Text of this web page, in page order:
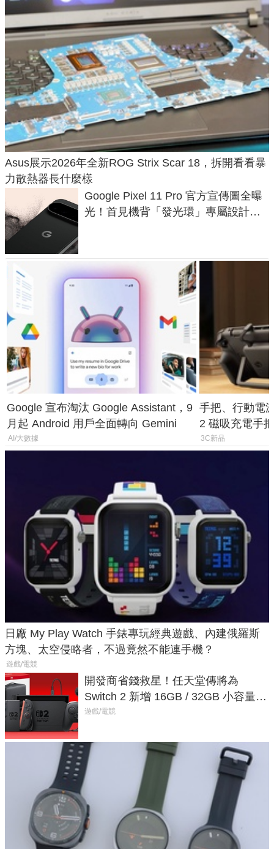
Asus展示2026年全新ROG Strix Scar 18，拆開看看暴
力散熱器長什麼樣
Google Pixel 11 Pro 官方宣傳圖全曝
光！首見機背「發光環」專屬設計、
Google 宣布淘汰 Google Assistant，9
月起 Android 用戶全面轉向 Gemini
AI/大數據
手把、行動電
2 磁吸充電手
倍
3C新品
日廠 My Play Watch 手錶專玩經典遊戲、內建俄羅斯
方塊、太空侵略者，不過竟然不能連手機？
遊戲/電競
開發商省錢救星！任天堂傳將為
Switch 2 新增 16GB / 32GB 小容量遊
戲卡的選擇
遊戲/電競